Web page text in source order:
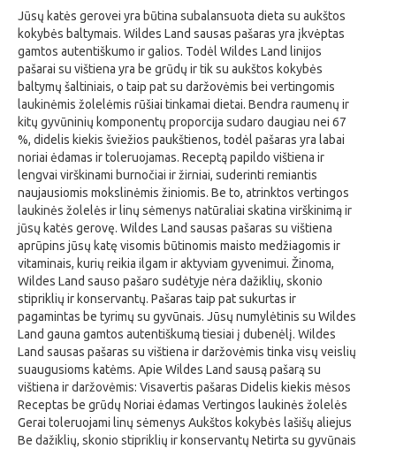
Jūsų katės gerovei yra būtina subalansuota dieta su aukštos
kokybės baltymais. Wildes Land sausas pašaras yra įkvėptas
gamtos autentiškumo ir galios. Todėl Wildes Land linijos
pašarai su vištiena yra be grūdų ir tik su aukštos kokybės
baltymų šaltiniais, o taip pat su daržovėmis bei vertingomis
laukinėmis žolelėmis rūšiai tinkamai dietai. Bendra raumenų ir
kitų gyvūninių komponentų proporcija sudaro daugiau nei 67
%, didelis kiekis šviežios paukštienos, todėl pašaras yra labai
noriai ėdamas ir toleruojamas. Receptą papildo vištiena ir
lengvai virškinami burnočiai ir žirniai, suderinti remiantis
naujausiomis mokslinėmis žiniomis. Be to, atrinktos vertingos
laukinės žolelės ir linų sėmenys natūraliai skatina virškinimą ir
jūsų katės gerovę. Wildes Land sausas pašaras su vištiena
aprūpins jūsų katę visomis būtinomis maisto medžiagomis ir
vitaminais, kurių reikia ilgam ir aktyviam gyvenimui. Žinoma,
Wildes Land sauso pašaro sudėtyje nėra dažiklių, skonio
stipriklių ir konservantų. Pašaras taip pat sukurtas ir
pagamintas be tyrimų su gyvūnais. Jūsų numylėtinis su Wildes
Land gauna gamtos autentiškumą tiesiai į dubenėlį. Wildes
Land sausas pašaras su vištiena ir daržovėmis tinka visų veislių
suaugusioms katėms. Apie Wildes Land sausą pašarą su
vištiena ir daržovėmis: Visavertis pašaras Didelis kiekis mėsos
Receptas be grūdų Noriai ėdamas Vertingos laukinės žolelės
Gerai toleruojami linų sėmenys Aukštos kokybės lašišų aliejus
Be dažiklių, skonio stipriklių ir konservantų Netirta su gyvūnais